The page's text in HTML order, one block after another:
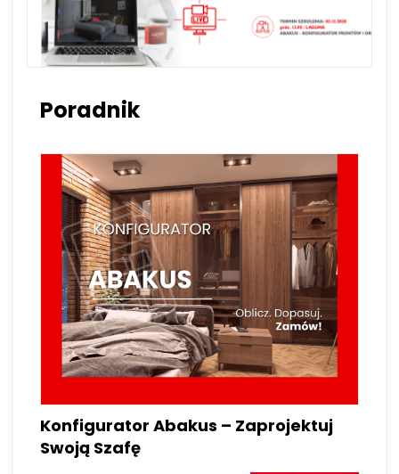
Poradnik
Konfigurator Abakus – Zaprojektuj
Swoją Szafę